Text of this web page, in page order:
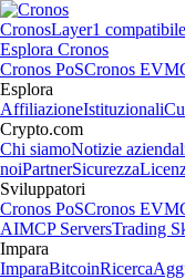
CronosLayer1
Esplora Cronos
Cronos PoSCronos EVM
Esplora
AffiliazioneIstituzionali
Crypto.com
Chi siamoNotizie
noiPartnerSicurezza
Sviluppatori
Cronos PoSCronos EVM
AIMCP ServersTrading
Impara
ImparaBitcoinRicerca